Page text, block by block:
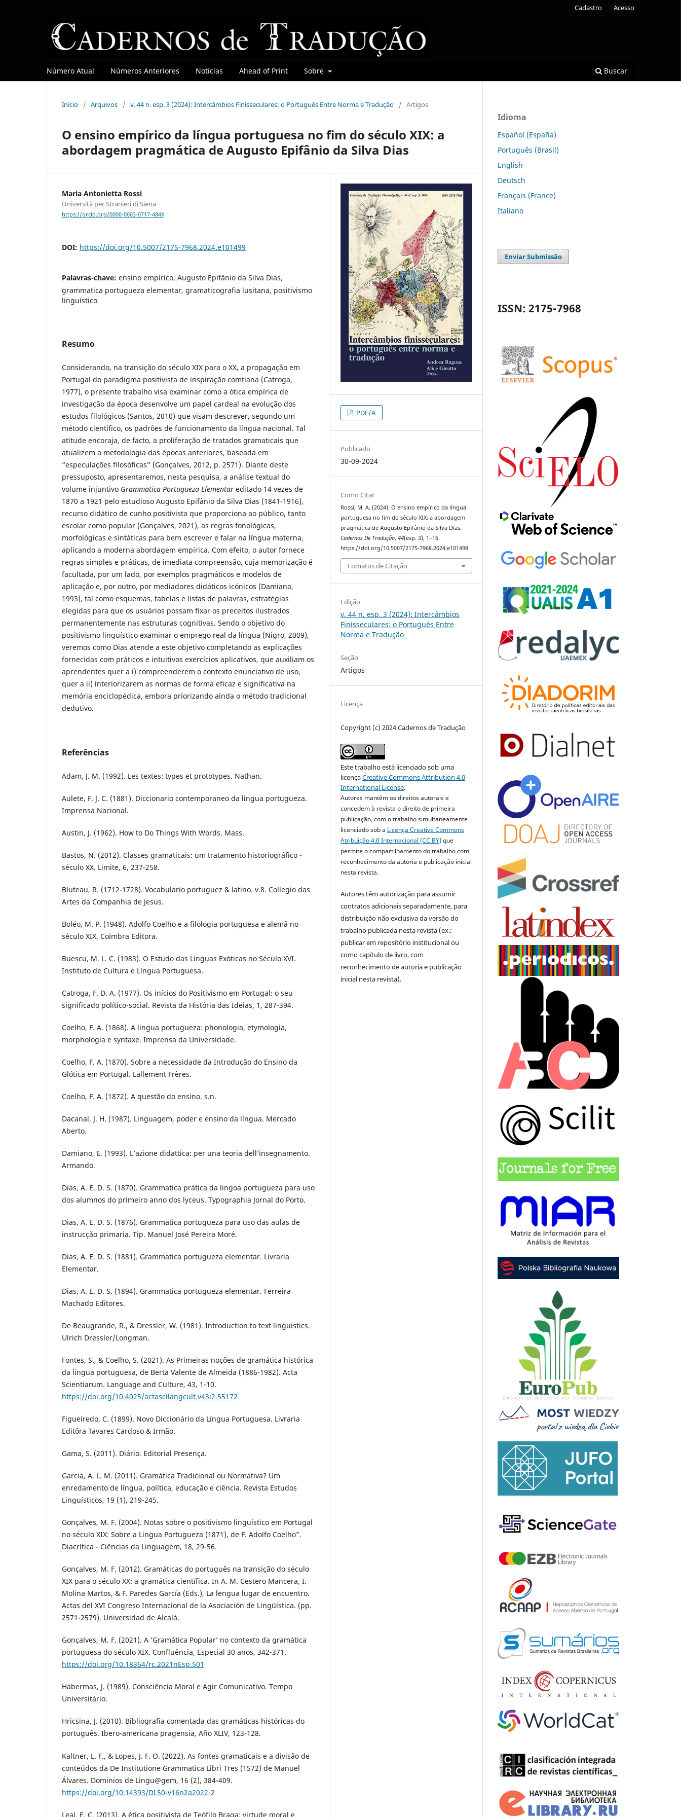
Número Atual Números Anteriores Notícias Ahead of Print Sobre Buscar
Cadastro Acesso
Início / Arquivos / v. 44 n. esp. 3 (2024): Intercâmbios Finisseculares: o Português Entre Norma e Tradução / Artigos
O ensino empírico da língua portuguesa no fim do século XIX: a
abordagem pragmática de Augusto Epifânio da Silva Dias
Maria Antonietta Rossi
Università per Stranieri di Siena
https://orcid.org/0000-0003-0717-484X
DOI: https://doi.org/10.5007/2175-7968.2024.e101499
Palavras-chave: ensino empírico, Augusto Epifânio da Silva Dias,
grammatica portugueza elementar, gramaticografia lusitana, positivismo
linguístico
Resumo
Considerando, na transição do século XIX para o XX, a propagação em
Portugal do paradigma positivista de inspiração comtiana (Catroga,
1977), o presente trabalho visa examinar como a ótica empírica de
investigação da época desenvolve um papel cardeal na evolução dos
estudos filológicos (Santos, 2010) que visam descrever, segundo um
método científico, os padrões de funcionamento da língua nacional. Tal
atitude encoraja, de facto, a proliferação de tratados gramaticais que
atualizem a metodologia das épocas anteriores, baseada em
“especulações filosóficas” (Gonçalves, 2012, p. 2571). Diante deste
pressuposto, apresentaremos, nesta pesquisa, a análise textual do
volume injuntivo Grammatica Portugueza Elementar editado 14 vezes de
1870 a 1921 pelo estudioso Augusto Epifânio da Silva Dias (1841-1916),
recurso didático de cunho positivista que proporciona ao público, tanto
escolar como popular (Gonçalves, 2021), as regras fonológicas,
morfológicas e sintáticas para bem escrever e falar na língua materna,
aplicando a moderna abordagem empírica. Com efeito, o autor fornece
regras simples e práticas, de imediata compreensão, cuja memorização é
facultada, por um lado, por exemplos pragmáticos e modelos de
aplicação e, por outro, por mediadores didáticos icónicos (Damiano,
1993), tal como esquemas, tabelas e listas de palavras, estratégias
elegidas para que os usuários possam fixar os preceitos ilustrados
permanentemente nas estruturas cognitivas. Sendo o objetivo do
positivismo linguístico examinar o emprego real da língua (Nigro, 2009),
veremos como Dias atende a este objetivo completando as explicações
fornecidas com práticos e intuitivos exercícios aplicativos, que auxiliam os
aprendentes quer a i) compreenderem o contexto enunciativo de uso,
quer a ii) interiorizarem as normas de forma eficaz e significativa na
memória enciclopédica, embora priorizando ainda o método tradicional
dedutivo.
Referências
Adam, J. M. (1992). Les textes: types et prototypes. Nathan.
Aulete, F. J. C. (1881). Diccionario contemporaneo da lingua portugueza.
Imprensa Nacional.
Austin, J. (1962). How to Do Things With Words. Mass.
Bastos, N. (2012). Classes gramaticais: um tratamento historiográfico -
século XX. Limite, 6, 237-258.
Bluteau, R. (1712-1728). Vocabulario portuguez & latino. v.8. Collegio das
Artes da Companhia de Jesus.
Boléo, M. P. (1948). Adolfo Coelho e a filologia portuguesa e alemã no
século XIX. Coimbra Editora.
Buescu, M. L. C. (1983). O Estudo das Línguas Exóticas no Século XVI.
Instituto de Cultura e Língua Portuguesa.
Catroga, F. D. A. (1977). Os inícios do Positivismo em Portugal: o seu
significado político-social. Revista da História das Ideias, 1, 287-394.
Coelho, F. A. (1868). A lingua portugueza: phonologia, etymologia,
morphologia e syntaxe. Imprensa da Universidade.
Coelho, F. A. (1870). Sobre a necessidade da Introdução do Ensino da
Glótica em Portugal. Lallement Frères.
Coelho, F. A. (1872). A questão do ensino. s.n.
Dacanal, J. H. (1987). Linguagem, poder e ensino da língua. Mercado
Aberto.
Damiano, E. (1993). L’azione didattica: per una teoria dell’insegnamento.
Armando.
Dias, A. E. D. S. (1870). Grammatica prática da lingoa portugueza para uso
dos alumnos do primeiro anno dos lyceus. Typographia Jornal do Porto.
Dias, A. E. D. S. (1876). Grammatica portugueza para uso das aulas de
instrucção primaria. Tip. Manuel José Pereira Moré.
Dias, A. E. D. S. (1881). Grammatica portugueza elementar. Livraria
Elementar.
Dias, A. E. D. S. (1894). Grammatica portugueza elementar. Ferreira
Machado Editores.
De Beaugrande, R., & Dressler, W. (1981). Introduction to text linguistics.
Ulrich Dressler/Longman.
Fontes, S., & Coelho, S. (2021). As Primeiras noções de gramática histórica
da língua portuguesa, de Berta Valente de Almeida (1886-1982). Acta
Scientiarum. Language and Culture, 43, 1-10.
https://doi.org/10.4025/actascilangcult.v43i2.55172
Figueiredo, C. (1899). Novo Diccionário da Língua Portuguesa. Livraria
Editôra Tavares Cardoso & Irmão.
Gama, S. (2011). Diário. Editorial Presença.
Garcia, A. L. M. (2011). Gramática Tradicional ou Normativa? Um
enredamento de língua, política, educação e ciência. Revista Estudos
Linguísticos, 19 (1), 219-245.
Gonçalves, M. F. (2004). Notas sobre o positivismo linguístico em Portugal
no século XIX: Sobre a Lingua Portugueza (1871), de F. Adolfo Coelho”.
Diacrítica - Ciências da Linguagem, 18, 29-56.
Gonçalves, M. F. (2012). Gramáticas do português na transição do século
XIX para o século XX: a gramática científica. In A. M. Cestero Mancera, I.
Molina Martos, & F. Paredes García (Eds.), La lengua lugar de encuentro.
Actas del XVI Congreso Internacional de la Asociación de Lingüística. (pp.
2571-2579). Universidad de Alcalá.
Gonçalves, M. F. (2021). A ‘Gramática Popular’ no contexto da gramática
portuguesa do século XIX. Confluência, Especial 30 anos, 342-371.
https://doi.org/10.18364/rc.2021nEsp.501
Habermas, J. (1989). Consciência Moral e Agir Comunicativo. Tempo
Universitário.
Hricsina, J. (2010). Bibliografia comentada das gramáticas históricas do
português. Ibero-americana pragensia, Año XLIV, 123-128.
Kaltner, L. F., & Lopes, J. F. O. (2022). As fontes gramaticais e a divisão de
conteúdos da De Institutione Grammatica Libri Tres (1572) de Manuel
Álvares. Domínios de Lingu@gem, 16 (2), 384-409.
https://doi.org/10.14393/DL50-v16n2a2022-2
Leal, E. C. (2013). A ética positivista de Teófilo Braga: virtude moral e
PDF/A
Publicado
30-09-2024
Como Citar
Rossi, M. A. (2024). O ensino empírico da língua
portuguesa no fim do século XIX: a abordagem
pragmática de Augusto Epifânio da Silva Dias.
Cadernos De Tradução,44(esp. 3), 1–16.
https://doi.org/10.5007/2175-7968.2024.e101499
Fomatos de Citação
Edição
v. 44 n. esp. 3 (2024): Intercâmbios
Finisseculares: o Português Entre
Norma e Tradução
Seção
Artigos
Licença
Copyright (c) 2024 Cadernos de Tradução
Este trabalho está licenciado sob uma
licençaCreative Commons Attribution 4.0
International License.
Autores mantêm os direitos autorais e
concedem à revista o direito de primeira
publicação, com o trabalho simultaneamente
licenciado sob a Licença Creative Commons
Atribuição 4.0 Internacional (CC BY)que
permite o compartilhamento do trabalho com
reconhecimento da autoria e publicação inicial
nesta revista.
Autores têm autorização para assumir
contratos adicionais separadamente, para
distribuição não exclusiva da versão do
trabalho publicada nesta revista (ex.:
publicar em repositório institucional ou
como capítulo de livro, com
reconhecimento de autoria e publicação
inicial nesta revista).
Idioma
Español (España)
Português (Brasil)
English
Deutsch
Français (France)
Italiano
Enviar Submissão
ISSN: 2175-7968